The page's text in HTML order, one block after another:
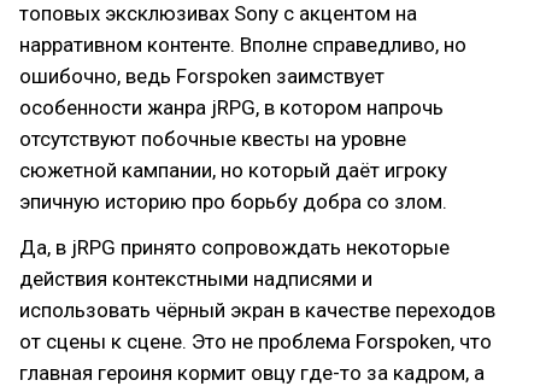
топовых эксклюзивах Sony с акцентом на
нарративном контенте. Вполне справедливо, но
ошибочно, ведь Forspoken заимствует
особенности жанра jRPG, в котором напрочь
отсутствуют побочные квесты на уровне
сюжетной кампании, но который даёт игроку
эпичную историю про борьбу добра со злом.
Да, в jRPG принято сопровождать некоторые
действия контекстными надписями и
использовать чёрный экран в качестве переходов
от сцены к сцене. Это не проблема Forspoken, что
главная героиня кормит овцу где-то за кадром, а